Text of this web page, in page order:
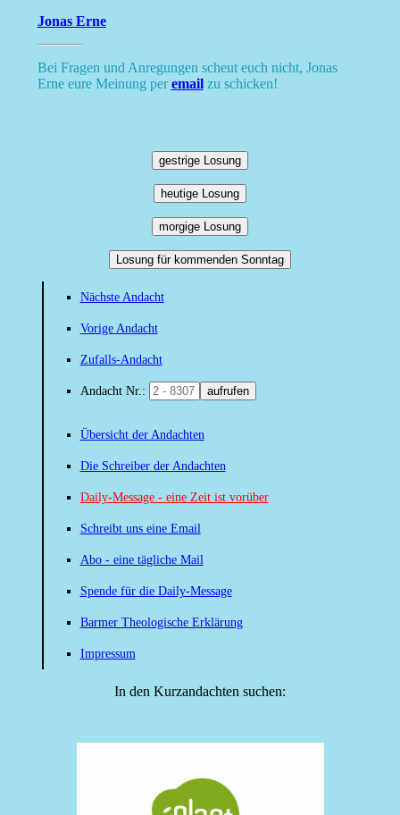
Jonas Erne
Bei Fragen und Anregungen scheut euch nicht, Jonas
Erne eure Meinung peremailzu schicken!
gestrige Losung
heutige Losung
morgige Losung
Losung für kommenden Sonntag
Nächste Andacht
Vorige Andacht
Zufalls-Andacht
Andacht Nr.: aufrufen
Übersicht der Andachten
Die Schreiber der Andachten
Daily-Message - eine Zeit ist vorüber
Schreibt uns eine Email
Abo - eine tägliche Mail
Spende für die Daily-Message
Barmer Theologische Erklärung
Impressum
In den Kurzandachten suchen: